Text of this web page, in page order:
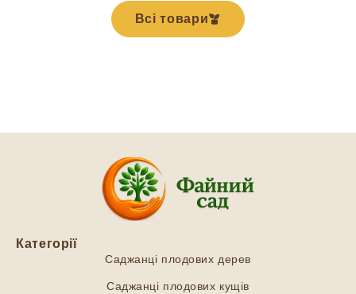
Всі товари
Категорії
Саджанці плодових дерев
Саджанці плодових кущів